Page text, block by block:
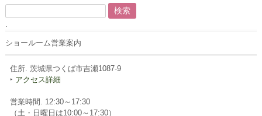
検
索:
.
ショールーム営業案内
住所. 茨城県つくば市吉瀬1087-9
‣ アクセス詳細
営業時間. 12:30～17:30
（土・日曜日は10:00～17:30）